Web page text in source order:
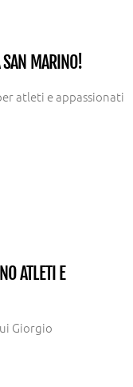
SAN MARINO!
atleti e appassionati
ATLETI E
Giorgio